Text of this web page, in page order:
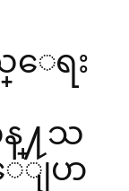
ရး
႔သ
ျပာ